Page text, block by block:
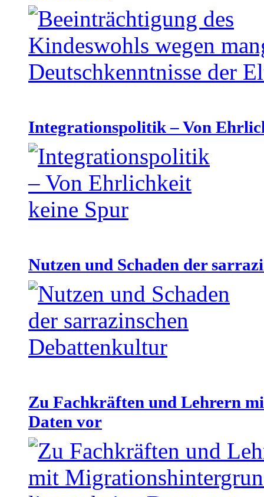
Integrationspolitik – Von
Nutzen und Schaden der
Zu Fachkräften und Lehrern
Daten vor